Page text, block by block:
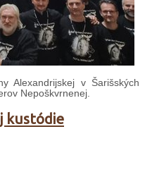
Alexandrijskej v Šarišských
Nepoškvrnenej.
kustódie